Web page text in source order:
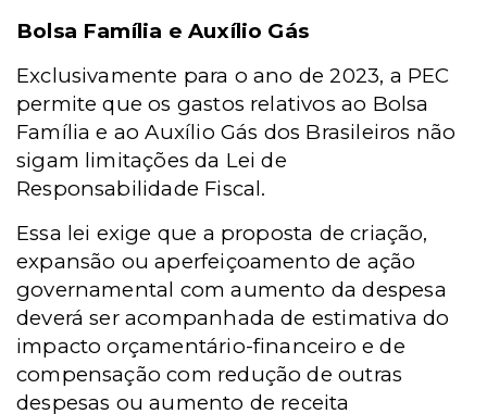
Bolsa Família e Auxílio Gás
Exclusivamente para o ano de 2023, a PEC
permite que os gastos relativos ao Bolsa
Família e ao Auxílio Gás dos Brasileiros não
sigam limitações da Lei de
Responsabilidade Fiscal.
Essa lei exige que a proposta de criação,
expansão ou aperfeiçoamento de ação
governamental com aumento da despesa
deverá ser acompanhada de estimativa do
impacto orçamentário-financeiro e de
compensação com redução de outras
despesas ou aumento de receita